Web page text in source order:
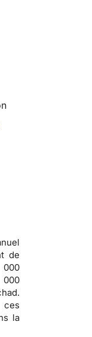
de
la